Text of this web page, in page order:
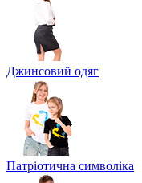
Джинсовий одяг
Патріотична символіка